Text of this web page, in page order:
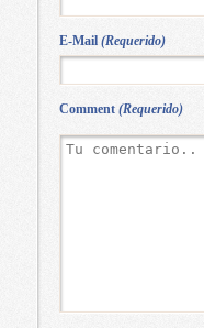
Comment (Requerido)
E-Mail (Requerido)